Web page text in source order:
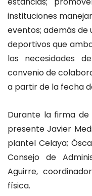
instituciones
eventos; además de
deportivos que
las necesidades
convenio de
a partir de la fecha
Durante la firma
presente Javier
plantel Celaya;
Consejo de
Aguirre,
física.